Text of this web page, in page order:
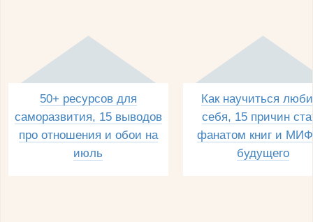
50+ ресурсов для
саморазвития, 15 выводов
про отношения и обои на
июль
Как научиться
себя, 15 причин
фанатом книг и
будущего